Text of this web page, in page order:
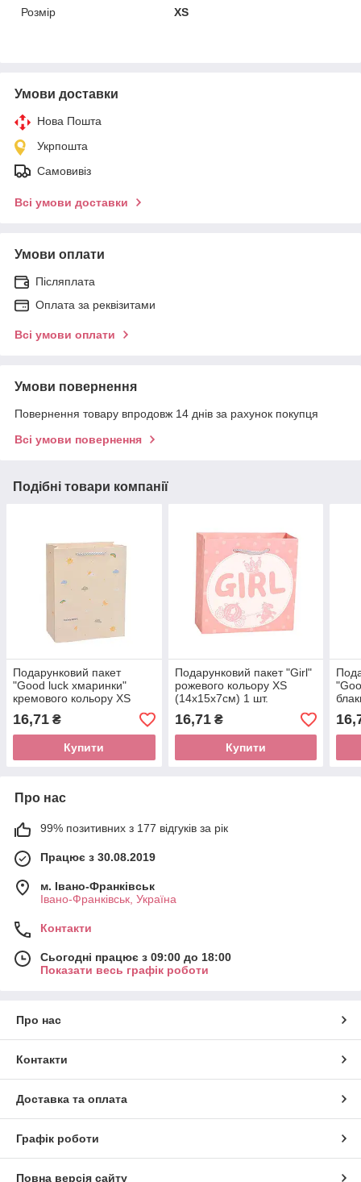
Розмір
XS
Умови доставки
Нова Пошта
Укрпошта
Самовивіз
Всі умови доставки
Умови оплати
Післяплата
Оплата за реквізитами
Всі умови оплати
Умови повернення
Повернення товару впродовж 14 днів за рахунок покупця
Всі умови повернення
Подібні товари компанії
Подарунковий пакет
"Good luck хмаринки"
кремового кольору XS
(14х15х7см) 1 шт.
16,71 ₴
Купити
Подарунковий пакет "Girl"
рожевого кольору XS
(14х15х7см) 1 шт.
16,71₴
Купити
Про нас
99% позитивних з 177 відгуків за рік
Працює з 30.08.2019
м. Івано-Франківськ
Івано-Франківськ, Україна
Контакти
Сьогодні працює з 09:00 до 18:00
Показати весь графік роботи
Про нас
Контакти
Доставка та оплата
Графік роботи
Повна версія сайту